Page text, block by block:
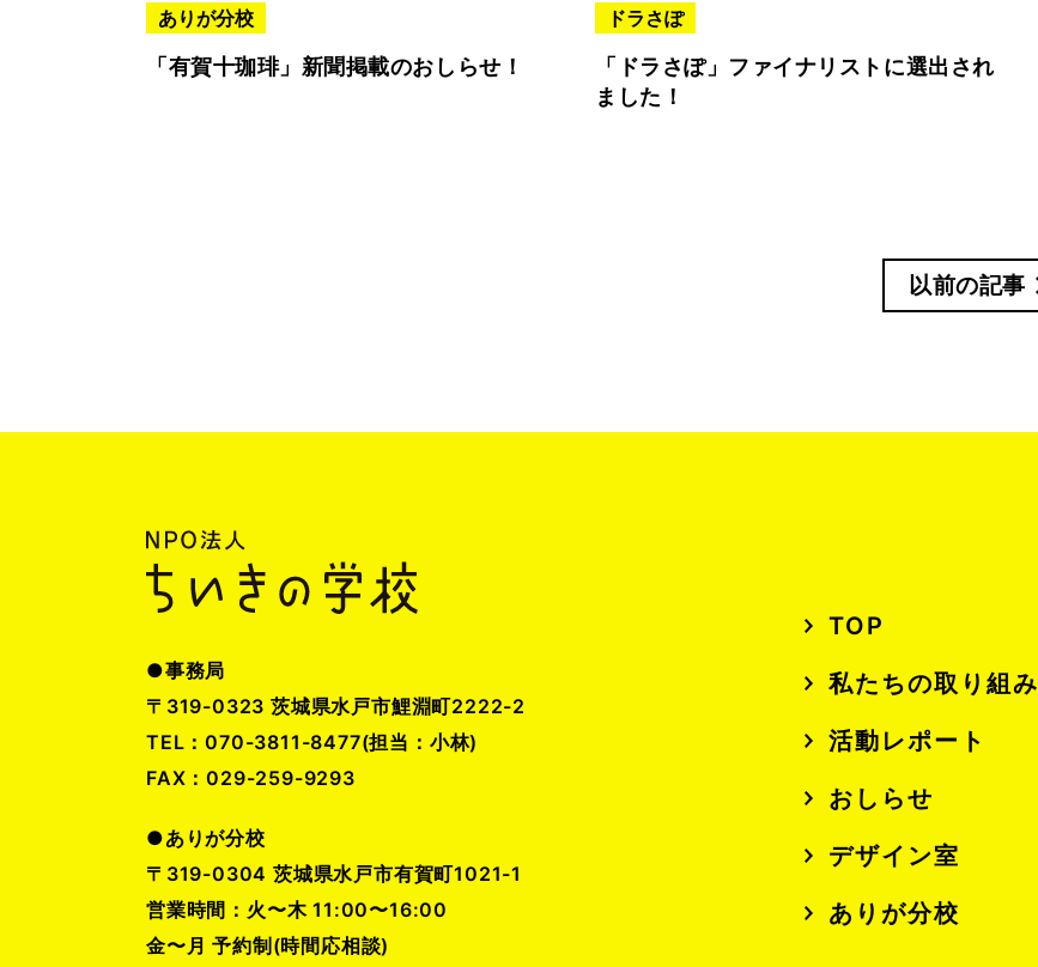
ありが分校
「有賀十珈琲」新聞掲載のおしらせ！
ドラさぽ
「ドラさぽ」ファイナリストに選出され
ました！
以前の記事
●事務局
〒319-0323 茨城県水戸市鯉淵町2222-2
TEL：070-3811-8477(担当：小林)
FAX：029-259-9293
●ありが分校
〒319-0304 茨城県水戸市有賀町1021-1
営業時間：火〜木 11:00〜16:00
金〜月 予約制(時間応相談)
TOP
私たちの取り組み
活動レポート
おしらせ
デザイン室
ありが分校